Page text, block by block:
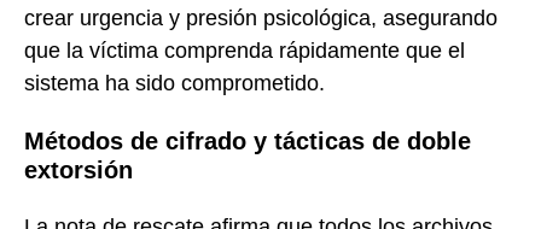
crear urgencia y presión psicológica, asegurando
que la víctima comprenda rápidamente que el
sistema ha sido comprometido.
Métodos de cifrado y tácticas de doble
extorsión